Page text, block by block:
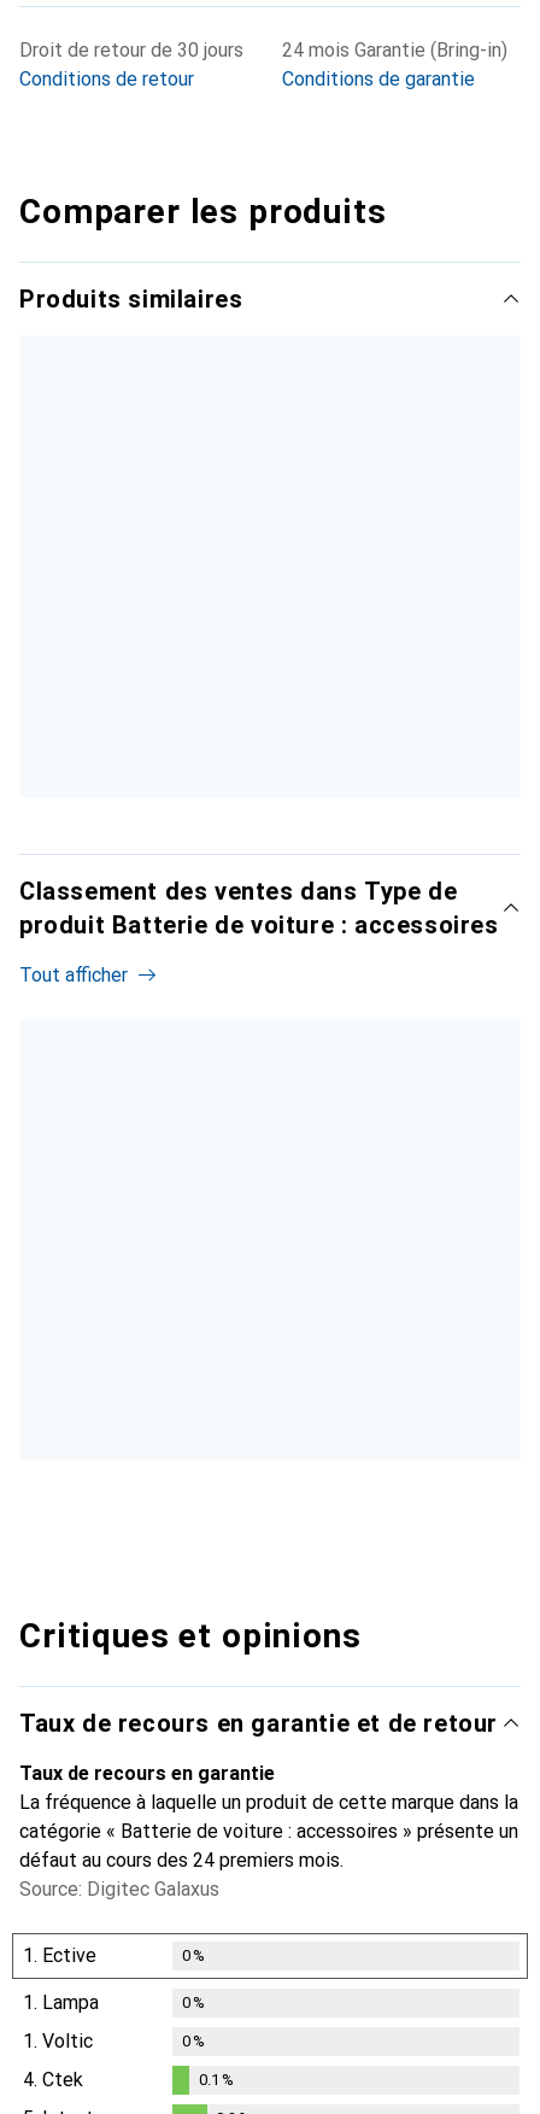
Droit de retour de 30 jours
Conditions de retour
24 mois Garantie (Bring-in)
Conditions de garantie
Comparer les produits
Produits similaires
Classement des ventes dans Type de
produit Batterie de voiture : accessoires
Tout afficher
Critiques et opinions
Taux de recours en garantie et de retour
Taux de recours en garantie
La fréquence à laquelle un produit de cette marque dans la
catégorie « Batterie de voiture : accessoires » présente un
défaut au cours des 24 premiers mois.
Source: Digitec Galaxus
1. Ective 0%
1. Lampa 0%
1. Voltic 0%
4. Ctek
%
0.1 %